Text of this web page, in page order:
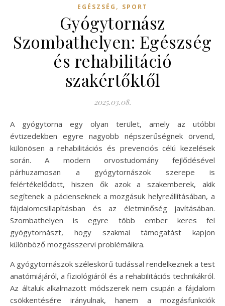
EGÉSZSÉG , SPORT
Gyógytornász
Szombathelyen: Egészség
és rehabilitáció
szakértőktől
2025.03.08.
A gyógytorna egy olyan terület, amely az utóbbi
évtizedekben egyre nagyobb népszerűségnek örvend,
különösen a rehabilitációs és prevenciós célú kezelések
során. A modern orvostudomány fejlődésével
párhuzamosan a gyógytornászok szerepe is
felértékelődött, hiszen ők azok a szakemberek, akik
segítenek a pácienseknek a mozgásuk helyreállításában, a
fájdalomcsillapításban és az életminőség javításában.
Szombathelyen is egyre több ember keres fel
gyógytornászt, hogy szakmai támogatást kapjon
különböző mozgásszervi problémáikra.
A gyógytornászok széleskörű tudással rendelkeznek a test
anatómiájáról, a fiziológiáról és a rehabilitációs technikákról.
Az általuk alkalmazott módszerek nem csupán a fájdalom
csökkentésére irányulnak, hanem a mozgásfunkciók